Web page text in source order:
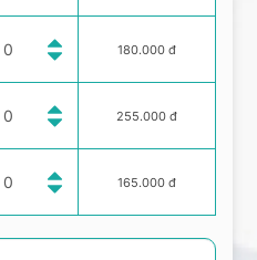
180.000 đ
255.000 đ
165.000 đ